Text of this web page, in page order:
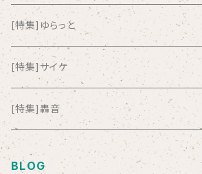
ANYO
And Summer Club
anticlockwise
Aysula
[特集]ゆらっと
[特集]サイケ
[特集]轟音
BLOG